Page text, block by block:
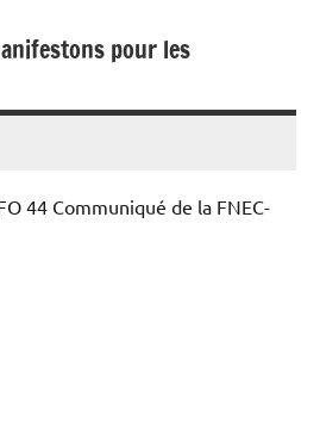
pour les
44 Communiqué de la FNEC-